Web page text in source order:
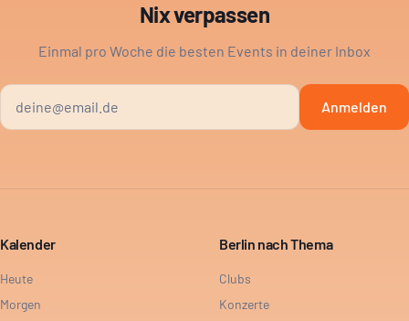
Nix verpassen
Einmal pro Woche die besten Events in deiner Inbox
Anmelden
Kalender
Heute
Morgen
Berlin nach Thema
Clubs
Konzerte